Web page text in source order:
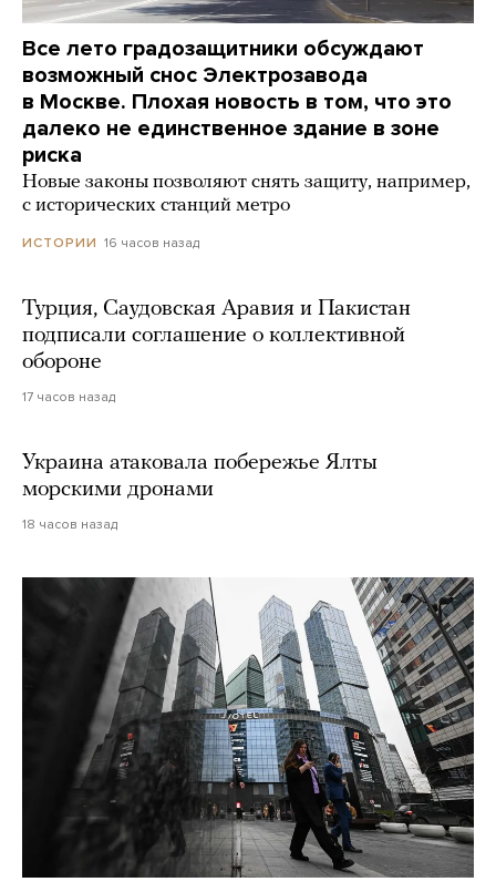
Все лето градозащитники обсуждают
возможный снос Электрозавода
в Москве. Плохая новость в том, что это
далеко не единственное здание в зоне
риска
Новые законы позволяют снять защиту, например,
с исторических станций метро
ИСТОРИИ 16 часов назад
Турция, Саудовская Аравия и Пакистан
подписали соглашение о коллективной
обороне
17 часов назад
Украина атаковала побережье Ялты
морскими дронами
18 часов назад